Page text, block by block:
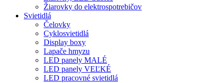
Žiarovky do elektrospotrebičov
Svietidlá
Čelovky
Cyklosvietidlá
Display boxy
Lapače hmyzu
LED panely MALÉ
LED panely VEĽKÉ
LED pracovné svietidlá